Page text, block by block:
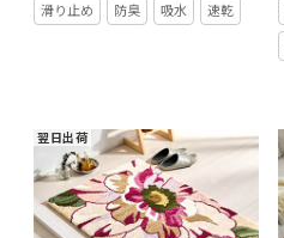
滑り止め 防臭 吸水 速乾
翌日出荷